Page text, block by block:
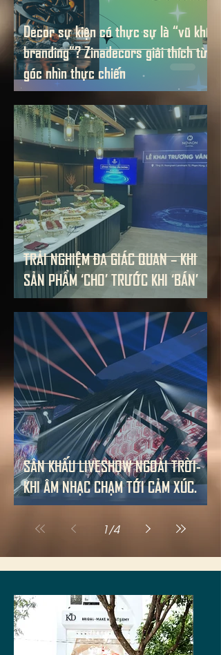
Decor sự kiện có thực sự là “vũ khí
branding”? Zinadecors giải thích từ
góc nhìn thực chiến
TRẢI NGHIỆM ĐA GIÁC QUAN – KHI
SẢN PHẨM ‘CHO’ TRƯỚC KHI ‘BÁN’
SÂN KHẤU LIVESHOW NGOÀI TRỜI-
KHI ÂM NHẠC CHẠM TỚI CẢM XÚC.
1/4